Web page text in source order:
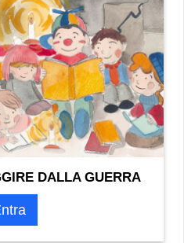
DALLA GUERRA